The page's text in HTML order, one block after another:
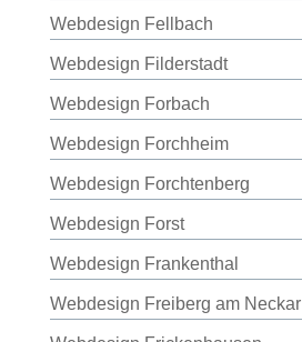
Webdesign Fellbach
Webdesign Filderstadt
Webdesign Forbach
Webdesign Forchheim
Webdesign Forchtenberg
Webdesign Forst
Webdesign Frankenthal
Webdesign Freiberg am Neckar